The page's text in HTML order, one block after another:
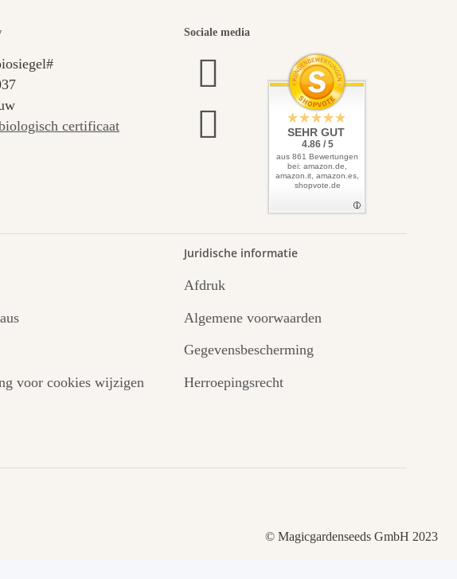
certificaat
Sociale media
SEHR GUT
4.86 / 5
aus 861 Bewertungen
bei: amazon.de,
amazon.it, amazon.es,
shopvote.de
voor cookies wijzigen
Juridische informatie
Afdruk
Algemene voorwaarden
Gegevensbescherming
Herroepingsrecht
© Magicgardenseeds GmbH 2023